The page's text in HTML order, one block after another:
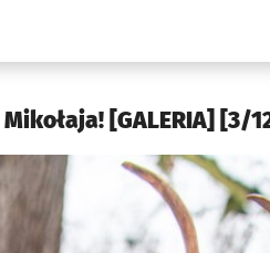
[GALERIA] [3/